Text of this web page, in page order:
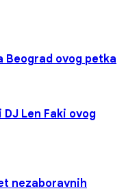
Beograd ovog petka
Len Faki ovog
nezaboravnih